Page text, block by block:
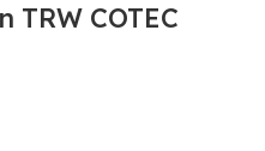
COTEC